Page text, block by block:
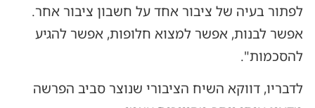
לפתור בעיה של ציבור אחד על חשבון ציבור אחר.
אפשר לבנות, אפשר למצוא חלופות, אפשר להגיע
להסכמות".
לדבריו, דווקא השיח הציבורי שנוצר סביב הפרשה